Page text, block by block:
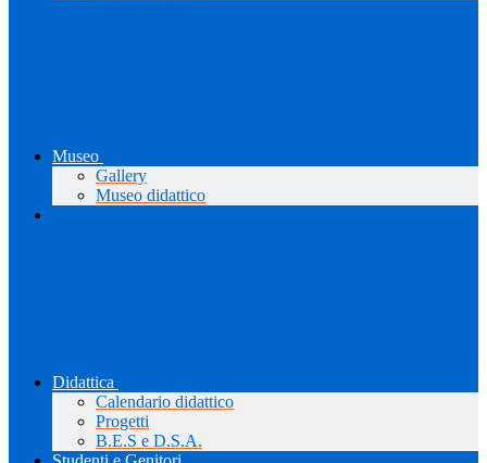
Museo
Gallery
Museo didattico
Didattica
Calendario didattico
Progetti
B.E.S e D.S.A.